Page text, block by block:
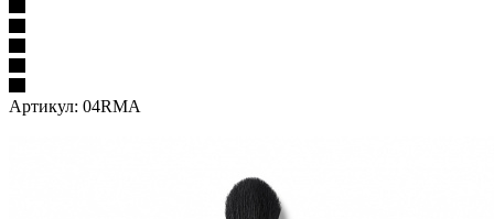
Артикул: 04RMA